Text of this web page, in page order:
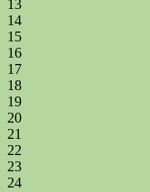
13
14
15
16
17
18
19
20
21
22
23
24